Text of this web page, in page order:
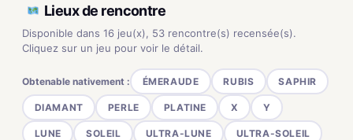
Lieux de rencontre
Disponible dans 16 jeu(x), 53 rencontre(s) recensée(s).
Cliquez sur un jeu pour voir le détail.
Obtenable nativement : ÉMERAUDE RUBIS SAPHIR
DIAMANT PERLE PLATINE X Y
LUNE SOLEIL ULTRA-LUNE ULTRA-SOLEIL